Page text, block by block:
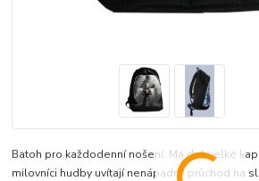
Batoh pro každodenní nošení. Má dvě velké
milovníci hudby uvítají nenápadný průchod na